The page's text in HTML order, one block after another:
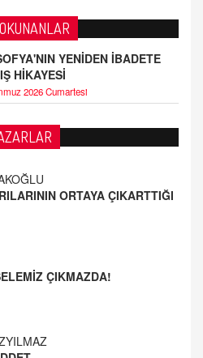
YENİDEN İBADETE
HİKAYESİ
2026 Cumartesi